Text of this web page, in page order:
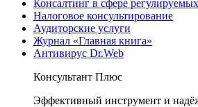
Консалтинг в сфере
Налоговое консультирование
Аудиторские услуги
Журнал «Главная книга»
Антивирус Dr.Web
Консультант Плюс
Эффективный инструмент и